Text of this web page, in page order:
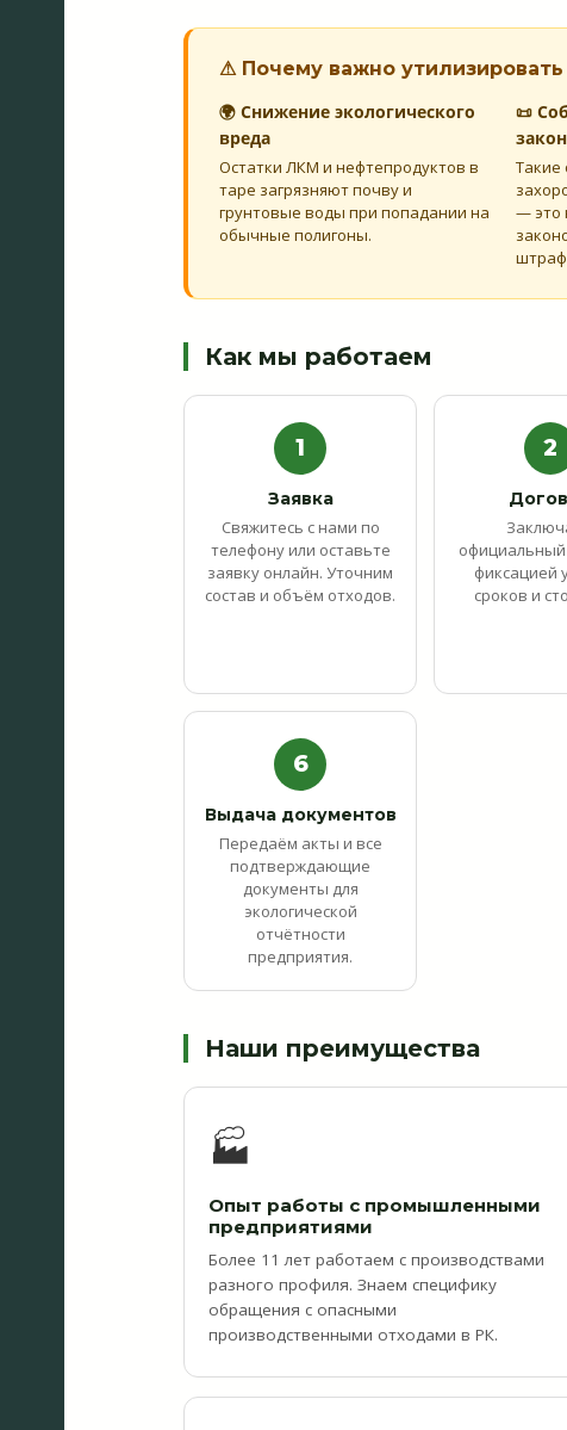
⚠ Почему важно
🌍 Снижение экологического
вреда
Остатки ЛКМ и нефтепродуктов в
таре загрязняют почву и
грунтовые воды при попадании на
обычные полигоны.
📜
Такие
— это
Как мы работаем
1
Заявка
Свяжитесь с нами по
телефону или оставьте
заявку онлайн. Уточним
состав и объём отходов.
2
официальный
фиксацией
сроков и
6
Выдача документов
Передаём акты и все
подтверждающие
документы для
экологической
отчётности
предприятия.
Наши преимущества
🏭
Опыт работы с промышленными
предприятиями
Более 11 лет работаем с производствами
разного профиля. Знаем специфику
обращения с опасными
производственными отходами в РК.